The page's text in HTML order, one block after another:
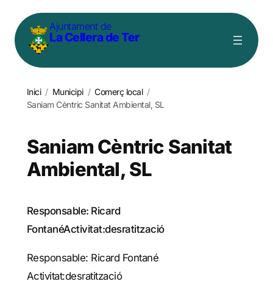
contingut
Ajuntament de
La Cellera de Ter
Inici / Municipi / Comerç local /
Saniam Cèntric Sanitat Ambiental, SL
Saniam Cèntric Sanitat
Ambiental, SL
Responsable: Ricard
FontanéActivitat:desratització
Responsable: Ricard Fontané
Activitat:desratització